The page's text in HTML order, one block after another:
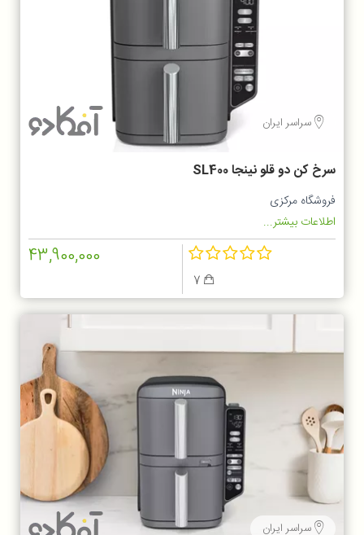
سراسر ایران
سرخ کن دو قلو نینجا SL400
فروشگاه مرکزی
اطلاعات بیشتر...
7
43,900,000
سراسر ایران